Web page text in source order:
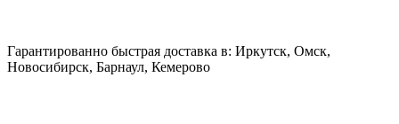
Гарантированно быстрая доставка в: Иркутск, Омск,
Новосибирск, Барнаул, Кемерово